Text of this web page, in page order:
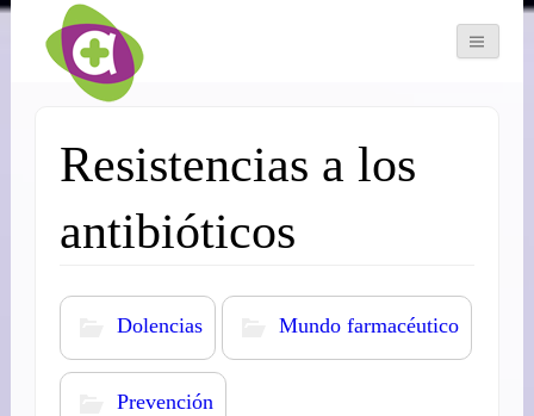
Resistencias a los
antibióticos
Dolencias Mundo farmacéutico
Prevención